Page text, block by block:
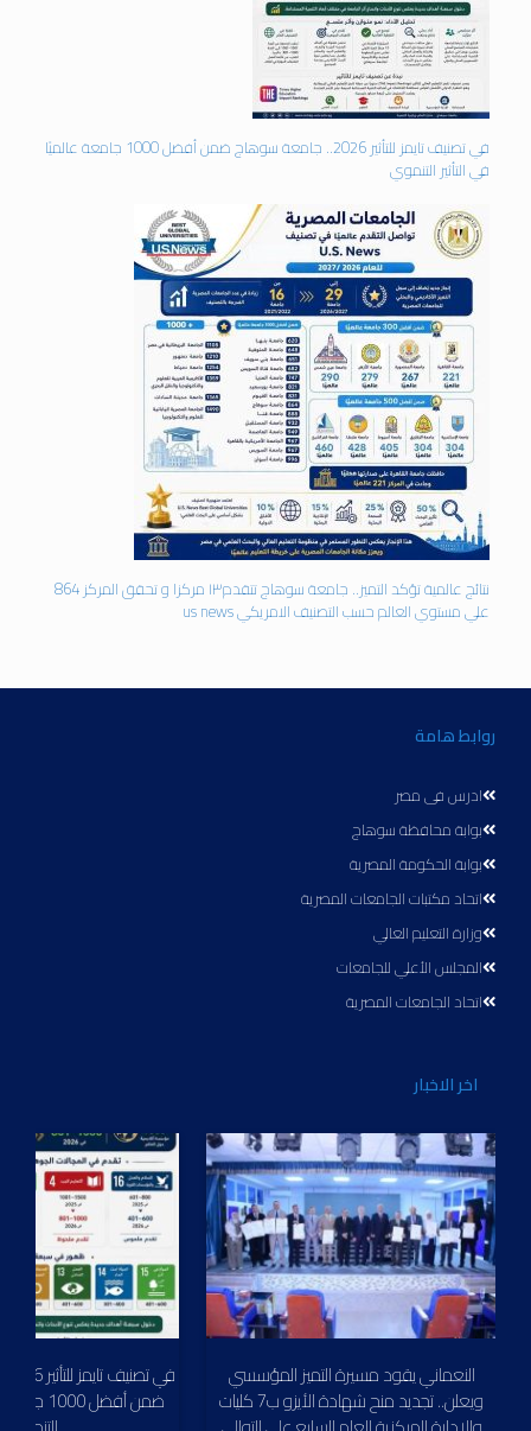
في تصنيف تايمز للتأثير 2026.. جامعة سوهاج ضمن أفضل 1000 جامعة عالميًا
في التأثير التنموي
نتائج عالمية تؤكد التميز.. جامعة سوهاج تتقدم١٣ مركزا و تحقق المركز 864
علي مستوي العالم حسب التصنيف الامريكي us news
روابط هامة
ادرس فى مصر
بوابة محافظة سوهاج
بوابة الحكومة المصرية
اتحاد مكتبات الجامعات المصرية
وزارة التعليم العالي
المجلس الأعلي للجامعات
اتحاد الجامعات المصرية
اخر الاخبار
النعماني يقود مسيرة التميز المؤسسي
ويعلن.. تجديد منح شهادة الأيزو ب7 كليات ضمن أفضل